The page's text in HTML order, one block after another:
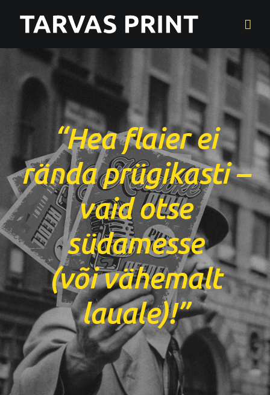
“Hea flaier ei
rända prügikasti –
vaid otse
südamesse
(või vähemalt
lauale)!”